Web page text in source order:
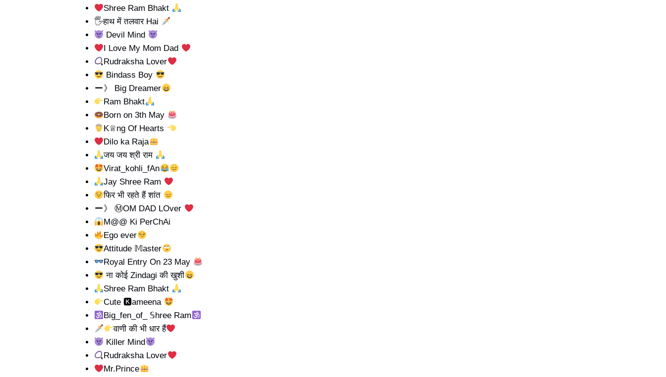
Shree Ram Bhakt
🖐हाथ में तलवार Hai
Devil Mind
I Love My Mom Dad
Rudraksha Lover
Bindass Boy
》 Big Dreamer
Ram Bhakt
Born on 3th May
K♕ng Of Hearts
Dilo ka Raja
जय जय श्री राम
Virat_kohli_fAn
Jay Shree Ram
फिर भी रहते हैं शांत
》 ⓂOM DAD LOver
M@@ Ki PerChAi
Ego ever
Attitude 𝕄aster
Royal Entry On 23 May
ना कोई Zindagi की खुशी
Shree Ram Bhakt
Cute 🅺ameena
Big_fen_of_ 𝕊hree Ram
वाणी की भी धार हैं
Killer Mind
Rudraksha Lover
Mr.Prince